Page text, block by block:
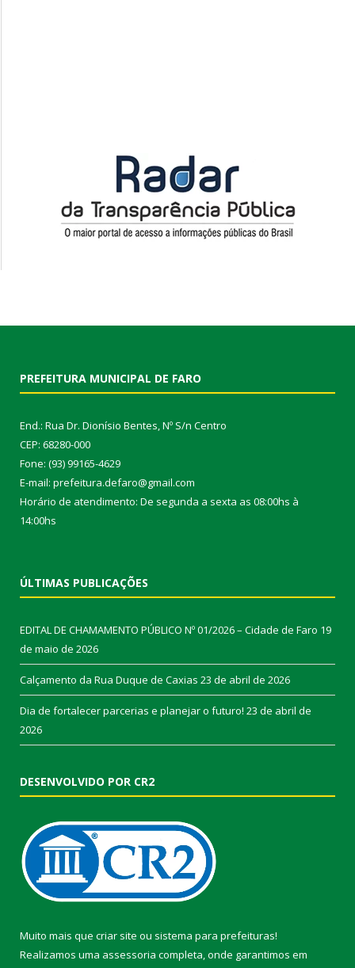
PREFEITURA MUNICIPAL DE FARO
End.: Rua Dr. Dionísio Bentes, Nº S/n Centro
CEP: 68280-000
Fone: (93) 99165-4629
E-mail: prefeitura.defaro@gmail.com
Horário de atendimento: De segunda a sexta as 08:00hs à
14:00hs
ÚLTIMAS PUBLICAÇÕES
EDITAL DE CHAMAMENTO PÚBLICO Nº 01/2026 – Cidade de Faro 19
de maio de 2026
Calçamento da Rua Duque de Caxias 23 de abril de 2026
Dia de fortalecer parcerias e planejar o futuro! 23 de abril de
2026
DESENVOLVIDO POR CR2
Muito mais que criar site ou sistema para prefeituras!
Realizamos uma assessoria completa, onde garantimos em